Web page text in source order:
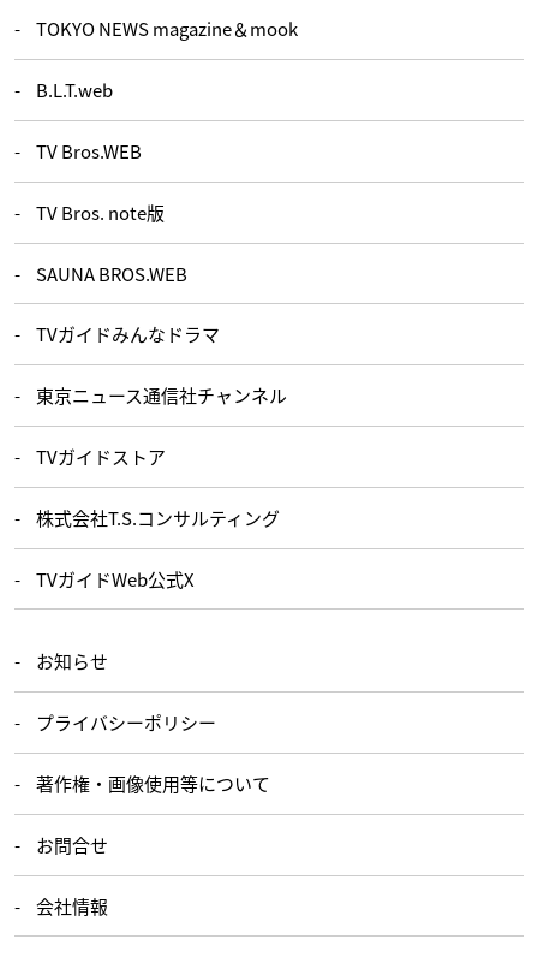
TOKYO NEWS magazine＆mook
B.L.T.web
TV Bros.WEB
TV Bros. note版
SAUNA BROS.WEB
TVガイドみんなドラマ
東京ニュース通信社チャンネル
TVガイドストア
株式会社T.S.コンサルティング
TVガイドWeb公式X
お知らせ
プライバシーポリシー
著作権・画像使用等について
お問合せ
会社情報